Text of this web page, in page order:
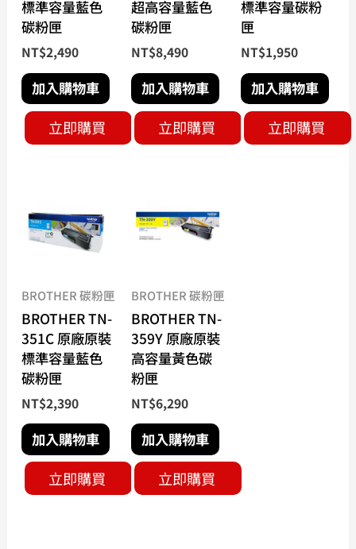
標準容量藍色
碳粉匣
NT$2,490
加入購物車
立即購買
超高容量藍色
碳粉匣
NT$8,490
加入購物車
立即購買
標準容量碳粉
匣
NT$1,950
加入購物車
立即購買
BROTHER 碳粉匣
BROTHER TN-
351C 原廠原裝
標準容量藍色
碳粉匣
NT$2,390
加入購物車
立即購買
BROTHER 碳粉匣
BROTHER TN-
359Y 原廠原裝
高容量黃色碳
粉匣
NT$6,290
加入購物車
立即購買